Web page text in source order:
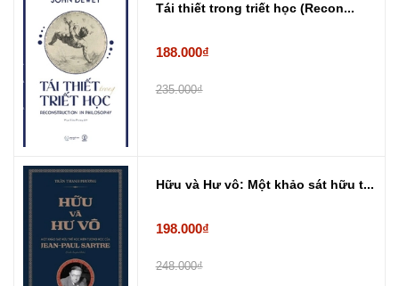
Tái thiết trong triết học (Recon...
188.000₫
235.000₫
Hữu và Hư vô: Một khảo sát hữu t...
198.000₫
248.000₫